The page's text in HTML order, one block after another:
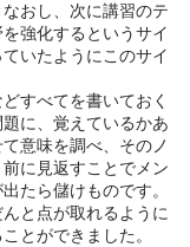
おし、次に講習のテ
強化するというサイ
いたようにこのサイ
すべてを書いておく
に、覚えているかあ
意味を調べ、そのノ
に見返すことでメン
たら儲けものです。
と点が取れるように
とができました。